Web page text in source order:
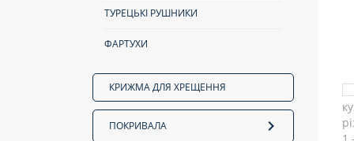
ТУРЕЦЬКІ РУШНИКИ
ФАРТУХИ
КРИЖМА ДЛЯ ХРЕЩЕННЯ
ПОКРИВАЛА